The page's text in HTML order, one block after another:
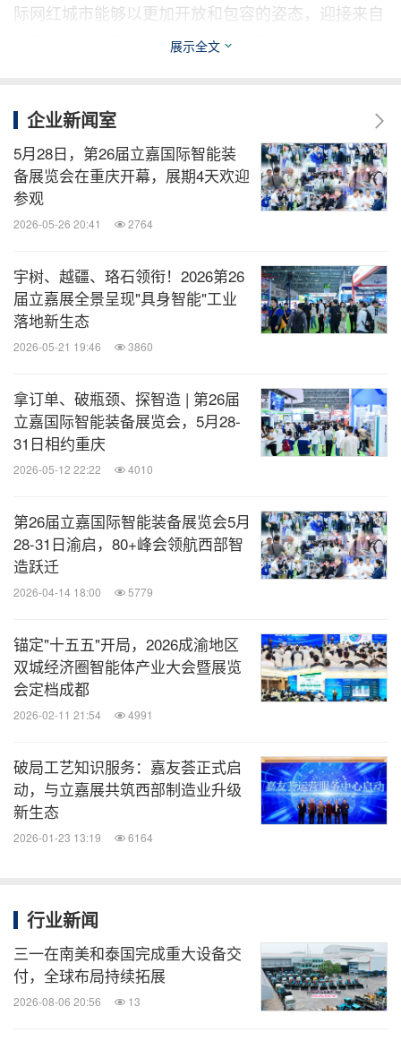
际网红城市能够以更加开放和包容的姿态，迎接来自
世界各地的参展商和专业观众，共同见证这场装备制
消息来源：立嘉国际智能装备展览会
全球TMT
微信公众号“全球TMT”发布全球互联网、科
技、媒体、通讯企业的经营动态、财报信
阅！
关键词：汽车
金属加工, 金属工具与冶金
机械制造
采矿/五金
分享到：
展示全文
企业新闻室
5月28日，第26届立嘉国际智能装
备展览会在重庆开幕，展期4天欢迎
参观
2026-05-26 20:41 2764
宇树、越疆、珞石领衔！2026第26
届立嘉展全景呈现"具身智能"工业
落地新生态
2026-05-21 19:46 3860
拿订单、破瓶颈、探智造 | 第26届
立嘉国际智能装备展览会，5月28-
31日相约重庆
2026-05-12 22:22 4010
第26届立嘉国际智能装备展览会5月
28-31日渝启，80+峰会领航西部智
造跃迁
2026-04-14 18:00 5779
锚定"十五五"开局，2026成渝地区
双城经济圈智能体产业大会暨展览
会定档成都
2026-02-11 21:54 4991
破局工艺知识服务：嘉友荟正式启
动，与立嘉展共筑西部制造业升级
新生态
2026-01-23 13:19 6164
行业新闻
三一在南美和泰国完成重大设备交
付，全球布局持续拓展
2026-08-06 20:56 13